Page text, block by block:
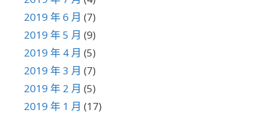
2019 年 6 月 (7)
2019 年 5 月 (9)
2019 年 4 月 (5)
2019 年 3 月 (7)
2019 年 2 月 (5)
2019 年 1 月 (17)